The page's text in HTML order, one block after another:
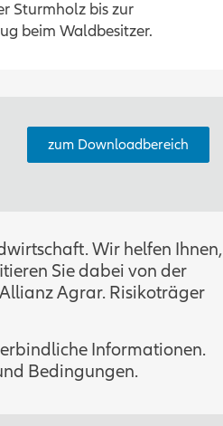
Sturmholz bis zur
beim Waldbesitzer.
zum Downloadbereich
Wir helfen Ihnen,
Sie dabei von der
Agrar. Risikoträger
Informationen.
Bedingungen.